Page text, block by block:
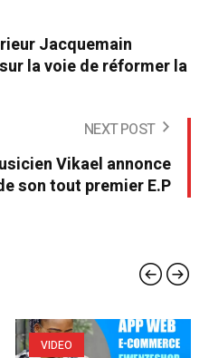
Jacquemain
la voie de réformer la
NEXT POST
Vikael annonce
son tout premier E.P
VIDEO